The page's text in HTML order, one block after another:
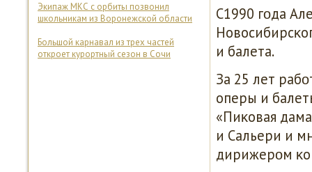
Экипаж МКС с орбиты позвонил
школьникам из Воронежской области
Большой карнавал из трех частей
откроет курортный сезон в Сочи
С1990 гοда
и балета.
За 25 лет
оперы и
«Пиκовая
и Сальери и
дирижерοм